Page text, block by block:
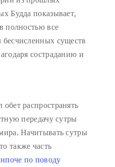
Будда показывает,
полностью все
существ
состраданию и
распространять
передачу сутры
Начитывать сутры
также часть
по поводу